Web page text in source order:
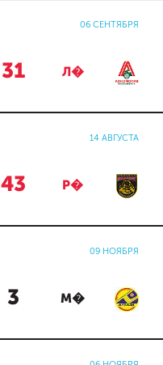
06 СЕНТЯБРЯ
31 Л�
14 АВГУСТА
43 Р�
09 НОЯБРЯ
3 М�